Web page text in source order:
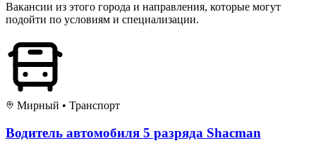
Вакансии из этого города и направления, которые могут
подойти по условиям и специализации.
Мирный • Транспорт
Водитель автомобиля 5 разряда Shacman